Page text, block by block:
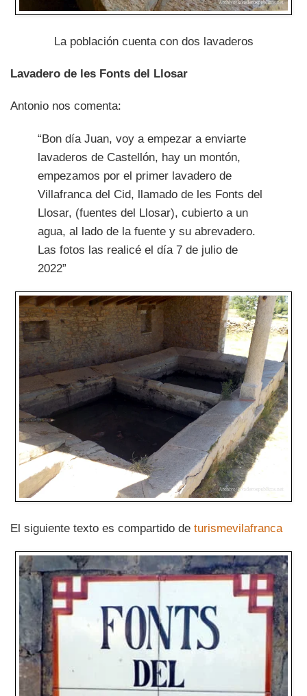
La población cuenta con dos lavaderos
Lavadero de les Fonts del Llosar
Antonio nos comenta:
“Bon día Juan, voy a empezar a enviarte
lavaderos de Castellón, hay un montón,
empezamos por el primer lavadero de
Villafranca del Cid, llamado de les Fonts del
Llosar, (fuentes del Llosar), cubierto a un
agua, al lado de la fuente y su abrevadero.
Las fotos las realicé el día 7 de julio de
2022”
El siguiente texto es compartido de turismevilafranca